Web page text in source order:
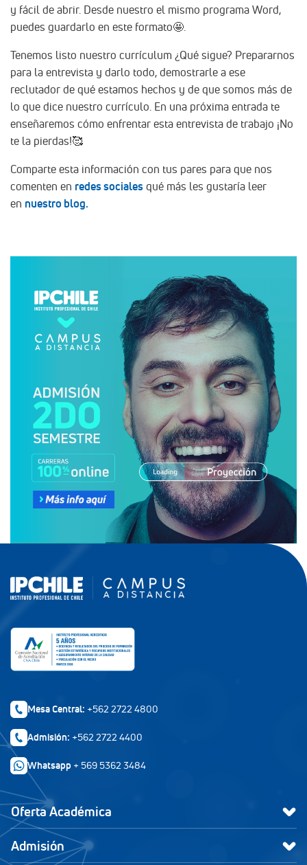
y fácil de abrir. Desde nuestro el mismo programa Word,
puedes guardarlo en este formato🤩.
Tenemos listo nuestro currículum ¿Qué sigue? Prepararnos
para la entrevista y darlo todo, demostrarle a ese
reclutador de qué estamos hechos y de que somos más de
lo que dice nuestro currículo. En una próxima entrada te
enseñaremos cómo enfrentar esta entrevista de trabajo ¡No
te la pierdas!🥰
Comparte esta información con tus pares para que nos
comenten en redes sociales qué más les gustaría leer
en nuestro blog.
Mesa Central: +562 2722 4800
Admisión: +562 2722 4400
Whatsapp + 569 5362 3484
Oferta Académica
Admisión